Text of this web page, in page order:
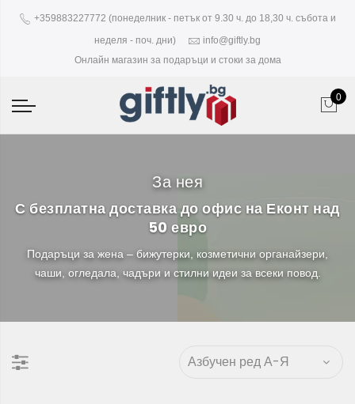
+359883227772 (понеделник - петък от 9.30 ч. до 18,30 ч. събота и
неделя - поч. дни)
info@giftly.bg
Онлайн магазин за подаръци и стоки за дома
0
За нея
С безплатна доставка до офис на Еконт над
50 евро
Подаръци за жена – бижутерки, козметични органайзери,
чаши, огледала, чадъри и стилни идеи за всеки повод.